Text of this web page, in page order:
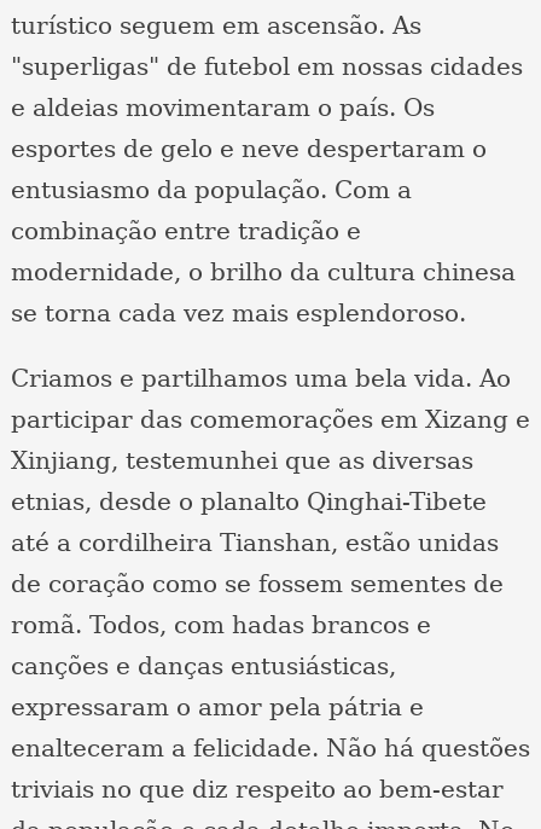
turístico seguem em ascensão. As
"superligas" de futebol em nossas cidades
e aldeias movimentaram o país. Os
esportes de gelo e neve despertaram o
entusiasmo da população. Com a
combinação entre tradição e
modernidade, o brilho da cultura chinesa
se torna cada vez mais esplendoroso.
Criamos e partilhamos uma bela vida. Ao
participar das comemorações em Xizang e
Xinjiang, testemunhei que as diversas
etnias, desde o planalto Qinghai-Tibete
até a cordilheira Tianshan, estão unidas
de coração como se fossem sementes de
romã. Todos, com hadas brancos e
canções e danças entusiásticas,
expressaram o amor pela pátria e
enalteceram a felicidade. Não há questões
triviais no que diz respeito ao bem-estar